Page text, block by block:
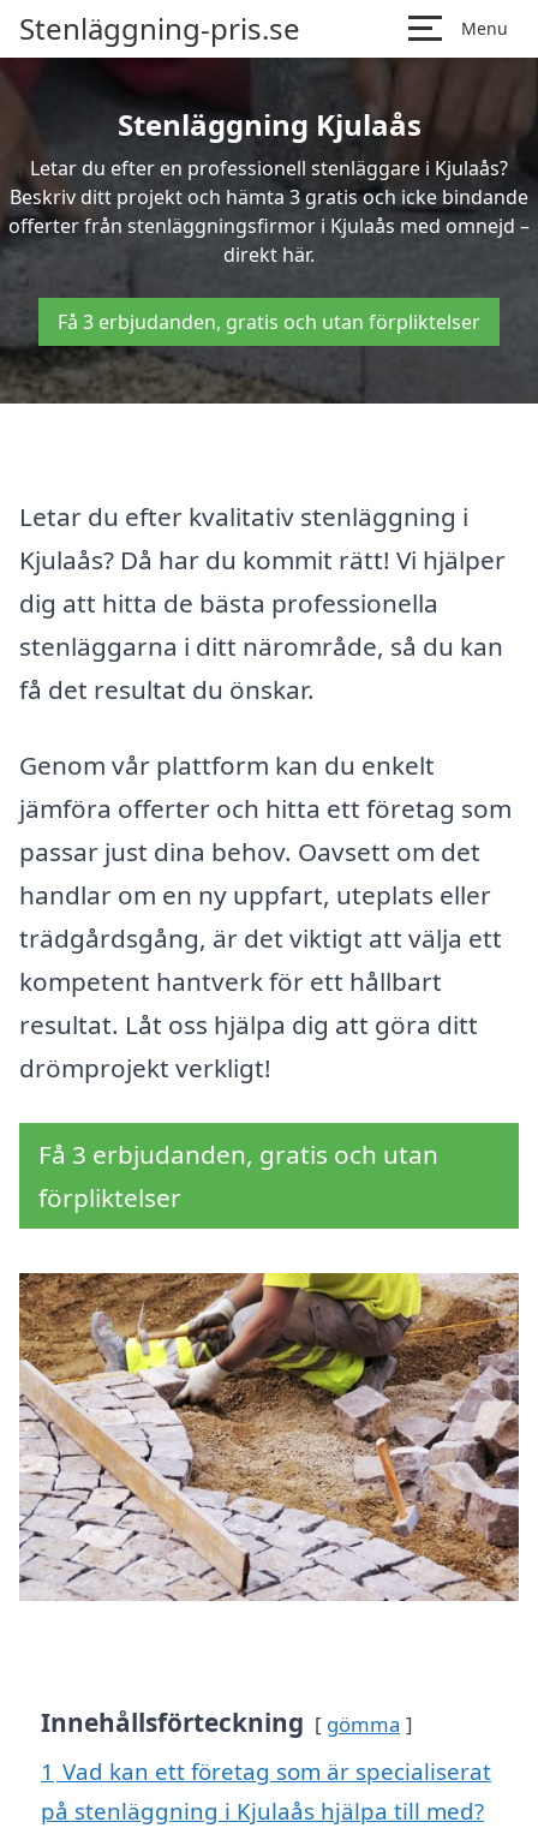
Stenläggning-pris.se Menu
Stenläggning Kjulaås
Letar du efter en professionell stenläggare i Kjulaås?
Beskriv ditt projekt och hämta 3 gratis och icke bindande
offerter från stenläggningsfirmor i Kjulaås med omnejd –
direkt här.
Få 3 erbjudanden, gratis och utan förpliktelser
Letar du efter kvalitativ stenläggning i
Kjulaås? Då har du kommit rätt! Vi hjälper
dig att hitta de bästa professionella
stenläggarna i ditt närområde, så du kan
få det resultat du önskar.
Genom vår plattform kan du enkelt
jämföra offerter och hitta ett företag som
passar just dina behov. Oavsett om det
handlar om en ny uppfart, uteplats eller
trädgårdsgång, är det viktigt att välja ett
kompetent hantverk för ett hållbart
resultat. Låt oss hjälpa dig att göra ditt
drömprojekt verkligt!
Få 3 erbjudanden, gratis och utan
förpliktelser
Innehållsförteckning gömma
1 Vad kan ett företag som är specialiserat
på stenläggning i Kjulaås hjälpa till med?